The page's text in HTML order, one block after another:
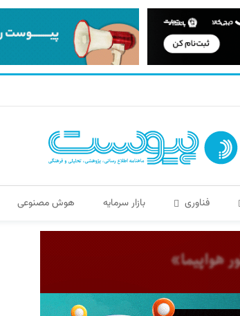
فناوری بازار سرمایه هوش مصنوعی